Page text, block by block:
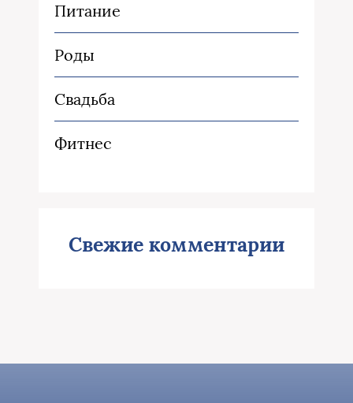
Питание
Роды
Свадьба
Фитнес
Свежие комментарии